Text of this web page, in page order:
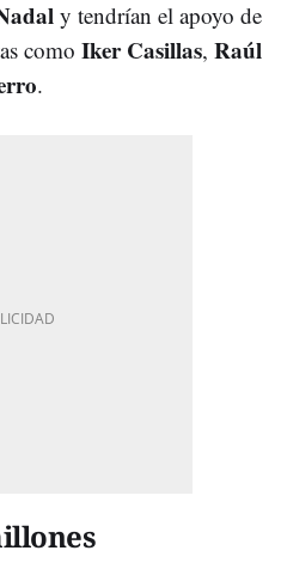
y tendrían el apoyo de
como IkerCasillas, Raúl
.